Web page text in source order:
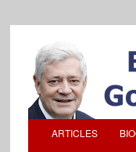
ARTICLES